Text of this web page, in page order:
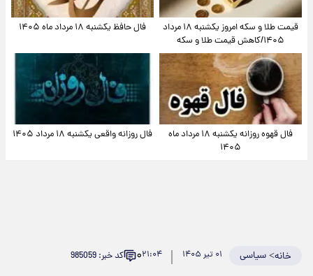
قیمت طلا و سکه امروز یکشنبه ۱۸ مرداد
۱۴۰۵/کاهش قیمت طلا و سکه
فال حافظ یکشنبه ۱۸ مرداد ماه ۱۴۰۵
فال قهوه روزانه یکشنبه ۱۸ مرداد ماه
۱۴۰۵
فال روزانه واقعی یکشنبه ۱۸ مرداد ۱۴۰۵
خانه>سیاسی ۲۱:۰۴۰ کد خبر: 985059